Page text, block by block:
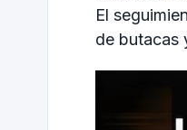
El
de butacas